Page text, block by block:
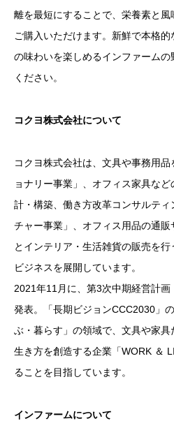
離を最短にすることで、栄養素と
ご購入いただけます。新鮮で本格
の味わいを楽しめるインファーム
ください。
コクヨ株式会社について
コクヨ株式会社は、文具や事務用
ョナリー事業」、オフィス家具な
計・構築、働き方改革コンサルテ
チャー事業」、オフィス用品の通
とインテリア・生活雑貨の販売を
ビジネスを展開しています。
2021年11月に、第3次中期経営計
発表。「長期ビジョンCCC2030」
ぶ・暮らす」の領域で、文具や家
生き方を創造する企業「WORK ＆
ることを目指しています。
インファームについて